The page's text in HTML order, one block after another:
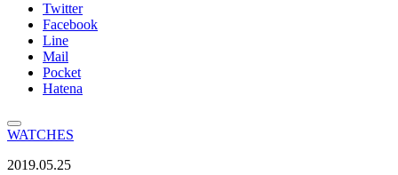
Twitter
Facebook
Line
Mail
Pocket
Hatena
WATCHES
2019.05.25